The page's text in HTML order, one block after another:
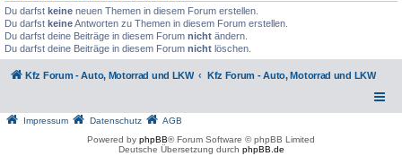
Du darfst keine neuen Themen in diesem Forum erstellen.
Du darfst keineAntworten zu Themen in diesem Forum erstellen.
Du darfst deine Beiträge in diesem Forum nicht ändern.
Du darfst deine Beiträge in diesem Forum nicht löschen.
Kfz Forum - Auto, Motorrad und LKW Kfz Forum - Auto, Motorrad und LKW
Impressum Datenschutz
AGB
Powered by phpBB® Forum Software © phpBB Limited
Deutsche Übersetzung durch phpBB.de